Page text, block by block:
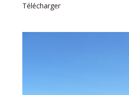
Télécharger